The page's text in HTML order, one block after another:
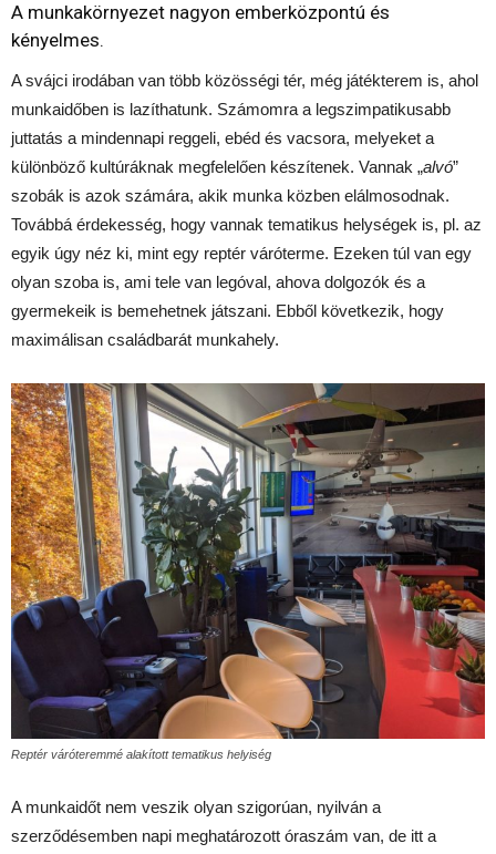
A munkakörnyezet nagyon emberközpontú és
kényelmes.
A svájci irodában van több közösségi tér, még játékterem is, ahol
munkaidőben is lazíthatunk. Számomra a legszimpatikusabb
juttatás a mindennapi reggeli, ebéd és vacsora, melyeket a
különböző kultúráknak megfelelően készítenek. Vannak „alvó”
szobák is azok számára, akik munka közben elálmosodnak.
Továbbá érdekesség, hogy vannak tematikus helységek is, pl. az
egyik úgy néz ki, mint egy reptér váróterme. Ezeken túl van egy
olyan szoba is, ami tele van legóval, ahova dolgozók és a
gyermekeik is bemehetnek játszani. Ebből következik, hogy
maximálisan családbarát munkahely.
Reptér váróteremmé alakított tematikus helyiség
A munkaidőt nem veszik olyan szigorúan, nyilván a
szerződésemben napi meghatározott óraszám van, de itt a